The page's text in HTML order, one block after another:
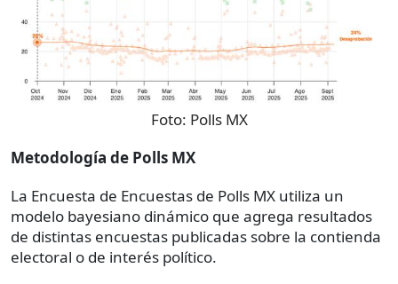
Foto: Polls MX
Metodología de Polls MX
La Encuesta de Encuestas de Polls MX utiliza un
modelo bayesiano dinámico que agrega resultados
de distintas encuestas publicadas sobre la contienda
electoral o de interés político.